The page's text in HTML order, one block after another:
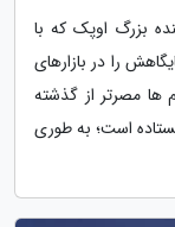
بزرگ اوپک که با
را در بازارهای
مصرتر از گذشته
است؛ به طوری